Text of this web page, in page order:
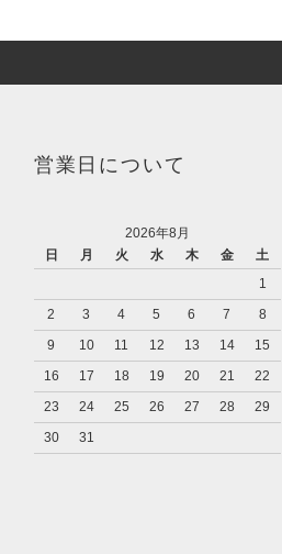
営業日について
2026年8月
日
月 火 水 木 金
土
1
2
3 4 5 6 7
8
9
10 11 12 13 14
15
16
17 18 19 20 21
22
23
24 25 26 27 28
29
30
31